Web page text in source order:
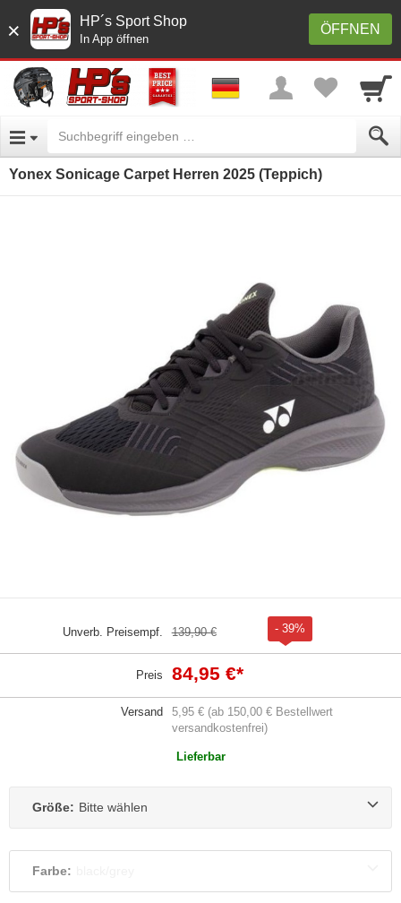
× ÖFFNEN
HP´s Sport Shop
In App öffnen
Yonex Sonicage Carpet Herren 2025 (Teppich)
Unverb. Preisempf. 139,90 € - 39%
Preis 84,95 €*
Versand
5,95 € (ab 150,00 € Bestellwert
versandkostenfrei)
Lieferbar
Größe: Bitte wählen
Farbe: